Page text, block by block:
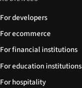
For developers
For ecommerce
For financial institutions
For education institutions
For hospitality